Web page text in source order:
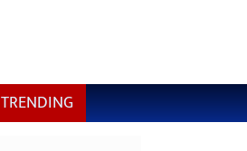
TRENDING